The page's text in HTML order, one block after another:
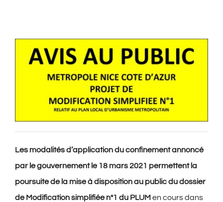
Les modalités d’application du confinement annoncé
par le gouvernement le 18 mars 2021 permettent la
poursuite de la mise à disposition au public du dossier
de Modification simplifiée n°1 du PLUM en cours dans